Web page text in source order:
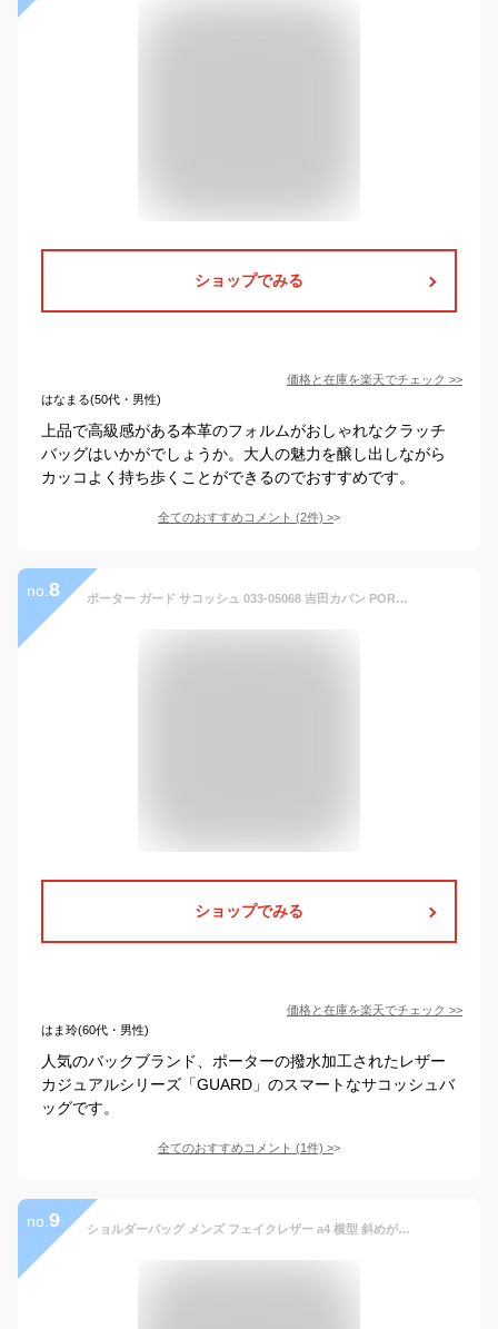
ショップでみる
価格と在庫を楽天でチェック >>
はなまる(50代・男性)
上品で高級感がある本革のフォルムがおしゃれなクラッチ
バッグはいかがでしょうか。大人の魅力を醸し出しながら
カッコよく持ち歩くことができるのでおすすめです。
全てのおすすめコメント (2件) >
no. 8 ポーター ガード サコッシュ 033-05068 吉田カバン PORTER GUARD SACOCHE ショルダーバッグ メンズ レディース A5 斜めがけ ショルダー 本革 レザー ブランド 小さめ ミニ バッグ ショルダー 本革 革 レザー 30代 40代 50代 ブランド メンズブランド
ショップでみる
価格と在庫を楽天でチェック >>
はま玲(60代・男性)
人気のバックブランド、ポーターの撥水加工されたレザー
カジュアルシリーズ「GUARD」のスマートなサコッシュバ
ッグです。
全てのおすすめコメント (1件) >
no. 9 ショルダーバッグ メンズ フェイクレザー a4 横型 斜めがけ おしゃれ かっこいい ブランド 10代 20代 30代 40代 50代 60代 カジュアル 軽量 ムスタッシュ VMR-5696 MOUSTACHE 2WAY クラッチバッグ 男 男性 通学 ファスナー a4ファイル 書類 ギフトラッピング無料